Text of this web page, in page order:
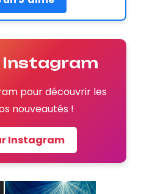
Instagram
pour découvrir les
nouveautés !
Instagram